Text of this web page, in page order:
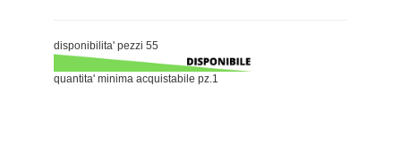
disponibilita' pezzi 55
quantita' minima acquistabile pz.1